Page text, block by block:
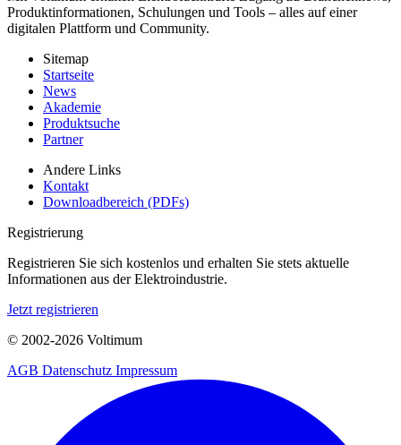
Produktinformationen, Schulungen und Tools – alles auf einer
digitalen Plattform und Community.
Sitemap
Startseite
News
Akademie
Produktsuche
Partner
Andere Links
Kontakt
Downloadbereich (PDFs)
Registrierung
Registrieren Sie sich kostenlos und erhalten Sie stets aktuelle
Informationen aus der Elektroindustrie.
Jetzt registrieren
© 2002-2026 Voltimum
AGB Datenschutz Impressum